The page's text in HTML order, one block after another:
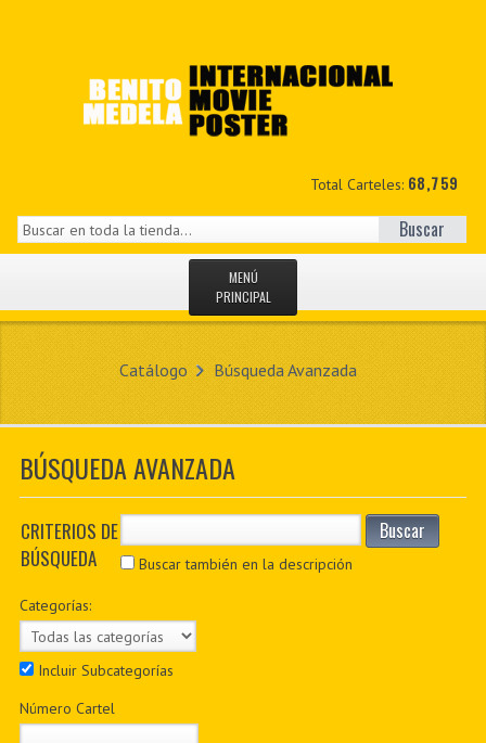
Total Carteles: 68,759
Buscar
MENÚ
PRINCIPAL
NOVEDADES
MIS DATOS
CONTACTO
PDF BOOKS
CUSTOM PDF
Catálogo Búsqueda Avanzada
BÚSQUEDA AVANZADA
CRITERIOS DE
BÚSQUEDA
Buscar
Buscar también en la descripción
Categorías:
Incluir Subcategorías
Número Cartel